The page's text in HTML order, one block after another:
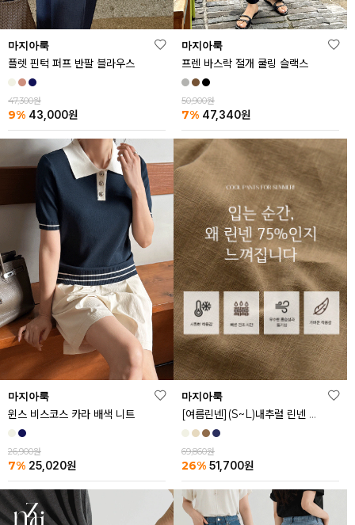
마지아룩
플렛 핀턱 퍼프 반팔 블라우스
47,300원
9% 43,000원
마지아룩
프렌 바스락 절개 쿨링 슬랙스
50,900원
7% 47,340원
마지아룩
윈스 비스코스 카라 배색 니트
26,900원
7% 25,020원
마지아룩
[여름린넨](S~L)내추럴 린넨 와이드 밴딩 팬츠
69,860원
26% 51,700원